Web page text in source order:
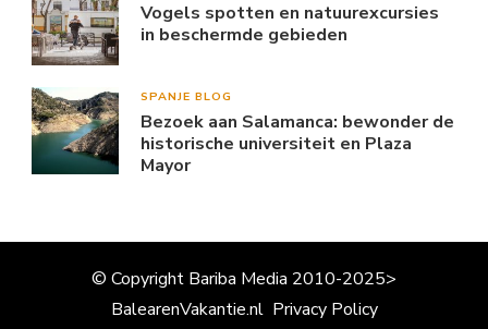
Vogels spotten en natuurexcursies
in beschermde gebieden
SPANJE BLOG
Bezoek aan Salamanca: bewonder de
historische universiteit en Plaza
Mayor
© Copyright Bariba Media 2010-2025>
BalearenVakantie.nl Privacy Policy